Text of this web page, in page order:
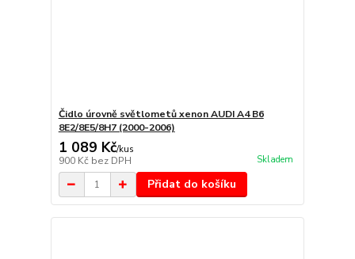
Čidlo úrovně světlometů xenon AUDI A4 B6
8E2/8E5/8H7 (2000-2006)
1 089 Kč/kus
900 Kč bez DPH Skladem
Přidat do košíku